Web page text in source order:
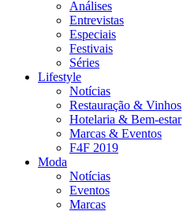
Análises
Entrevistas
Especiais
Festivais
Séries
Lifestyle
Notícias
Restauração & Vinhos
Hotelaria & Bem-estar
Marcas & Eventos
F4F 2019
Moda
Notícias
Eventos
Marcas